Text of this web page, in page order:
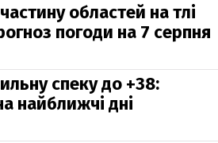
областей на тлі
погоди на 7 серпня
спеку до +38:
найближчі дні